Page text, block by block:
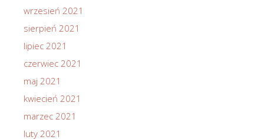
wrzesień 2021
sierpień 2021
lipiec 2021
czerwiec 2021
maj 2021
kwiecień 2021
marzec 2021
luty 2021